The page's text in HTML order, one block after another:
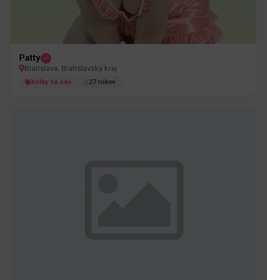
Patty
Bratislava, Bratislavský kraj
holky na sex 27 rokov